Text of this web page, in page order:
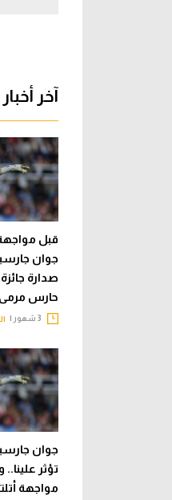
آخر
قبل
جوان
صدارة
حارس مرمى
جوان
تؤثر
مواجهة